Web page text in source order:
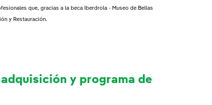
que, gracias a la beca Iberdrola - Museo de Bellas
y Restauración.
y programa de